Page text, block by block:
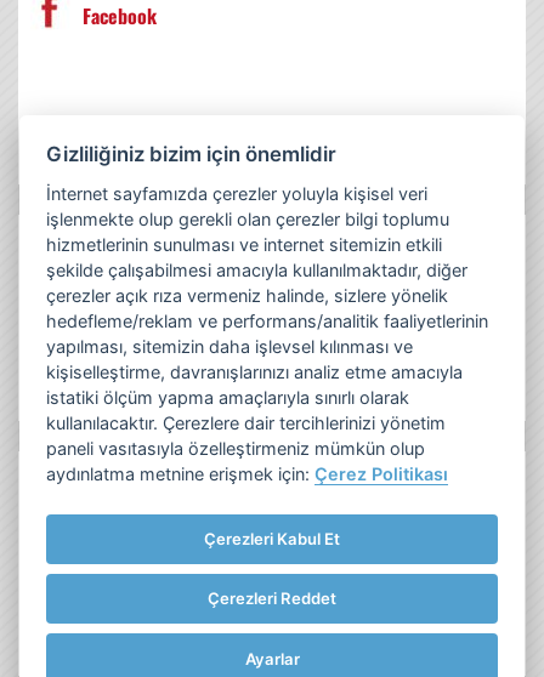
Facebook
Twitter
Frito Lay Tüketici ve Müşteri Hattı:
0850 281 33 55
Bize Ulaşın
Gizliliğiniz bizim için önemlidir
İnternet sayfamızda çerezler yoluyla kişisel veri
işlenmekte olup gerekli olan çerezler bilgi toplumu
hizmetlerinin sunulması ve internet sitemizin etkili
şekilde çalışabilmesi amacıyla kullanılmaktadır, diğer
çerezler açık rıza vermeniz halinde, sizlere yönelik
hedefleme/reklam ve performans/analitik faaliyetlerinin
yapılması, sitemizin daha işlevsel kılınması ve
kişiselleştirme, davranışlarınızı analiz etme amacıyla
istatiki ölçüm yapma amaçlarıyla sınırlı olarak
kullanılacaktır. Çerezlere dair tercihlerinizi yönetim
paneli vasıtasıyla özelleştirmeniz mümkün olup
aydınlatma metnine erişmek için:Çerez Politikası
Çerezleri Kabul Et
Çerezleri Reddet
Ayarlar